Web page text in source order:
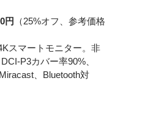
円
（25%オフ、参考価格
スマートモニター。非
P3カバー率90%、
、Bluetooth対